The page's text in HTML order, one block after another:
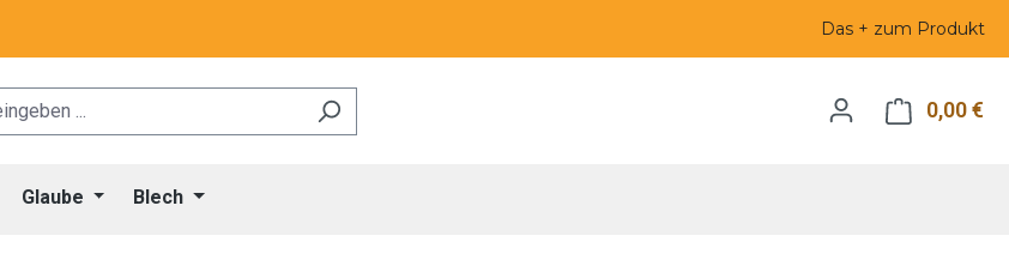
Das + zum Produkt
0,00 €
Glaube Blech